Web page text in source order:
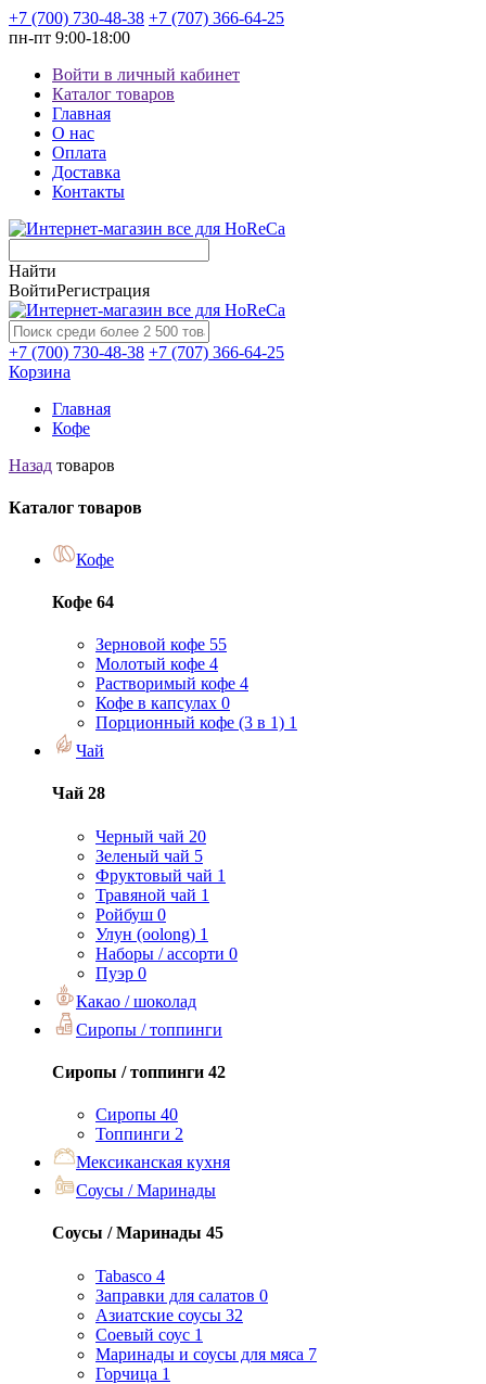
+7 (700) 730-48-38 +7 (707) 366-64-25
пн-пт 9:00-18:00
Войти в личный кабинет
Каталог товаров
Главная
О нас
Оплата
Доставка
Контакты
Найти
ВойтиРегистрация
+7 (700) 730-48-38 +7 (707) 366-64-25
Корзина
Главная
Кофе
Назад товаров
Каталог товаров
Кофе
Кофе 64
Зерновой кофе 55
Молотый кофе 4
Растворимый кофе 4
Кофе в капсулах 0
Порционный кофе (3 в 1) 1
Чай
Чай 28
Черный чай 20
Зеленый чай 5
Фруктовый чай 1
Травяной чай 1
Ройбуш 0
Улун (oolong) 1
Наборы / ассорти 0
Пуэр 0
Какао / шоколад
Сиропы / топпинги
Сиропы / топпинги 42
Сиропы 40
Топпинги 2
Мексиканская кухня
Соусы / Маринады
Соусы / Маринады 45
Tabasco 4
Заправки для салатов 0
Азиатские соусы 32
Соевый соус 1
Маринады и соусы для мяса 7
Горчица 1